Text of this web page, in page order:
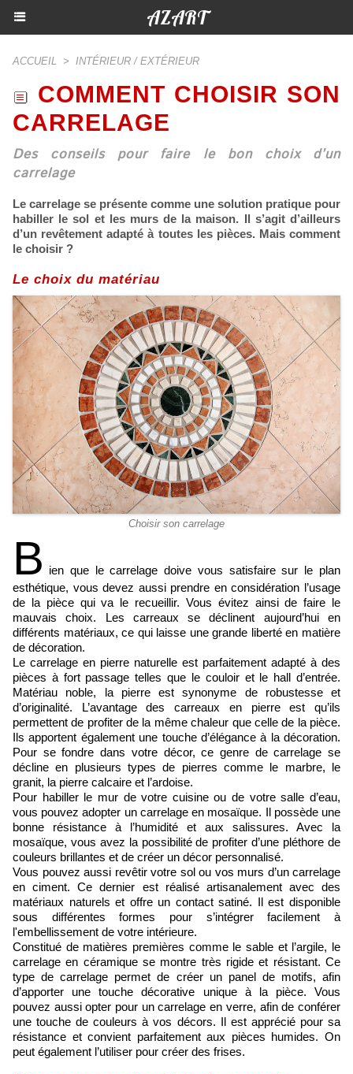
AZART
ACCUEIL > INTÉRIEUR / EXTÉRIEUR
COMMENT CHOISIR SON
CARRELAGE
Des conseils pour faire le bon choix d’un
carrelage
Le carrelage se présente comme une solution pratique pour
habiller le sol et les murs de la maison. Il s’agit d’ailleurs
d’un revêtement adapté à toutes les pièces. Mais comment
le choisir ?
Le choix du matériau
Choisir son carrelage
B ien que le carrelage doive vous satisfaire sur le plan
esthétique, vous devez aussi prendre en considération l’usage
de la pièce qui va le recueillir. Vous évitez ainsi de faire le
mauvais choix. Les carreaux se déclinent aujourd’hui en
différents matériaux, ce qui laisse une grande liberté en matière
de décoration.
Le carrelage en pierre naturelle est parfaitement adapté à des
pièces à fort passage telles que le couloir et le hall d’entrée.
Matériau noble, la pierre est synonyme de robustesse et
d’originalité. L’avantage des carreaux en pierre est qu’ils
permettent de profiter de la même chaleur que celle de la pièce.
Ils apportent également une touche d’élégance à la décoration.
Pour se fondre dans votre décor, ce genre de carrelage se
décline en plusieurs types de pierres comme le marbre, le
granit, la pierre calcaire et l’ardoise.
Pour habiller le mur de votre cuisine ou de votre salle d’eau,
vous pouvez adopter un carrelage en mosaïque. Il possède une
bonne résistance à l’humidité et aux salissures. Avec la
mosaïque, vous avez la possibilité de profiter d’une pléthore de
couleurs brillantes et de créer un décor personnalisé.
Vous pouvez aussi revêtir votre sol ou vos murs d’un carrelage
en ciment. Ce dernier est réalisé artisanalement avec des
matériaux naturels et offre un contact satiné. Il est disponible
sous différentes formes pour s’intégrer facilement à
l'embellissement de votre intérieure.
Constitué de matières premières comme le sable et l’argile, le
carrelage en céramique se montre très rigide et résistant. Ce
type de carrelage permet de créer un panel de motifs, afin
d’apporter une touche décorative unique à la pièce. Vous
pouvez aussi opter pour un carrelage en verre, afin de conférer
une touche de couleurs à vos décors. Il est apprécié pour sa
résistance et convient parfaitement aux pièces humides. On
peut également l’utiliser pour créer des frises.